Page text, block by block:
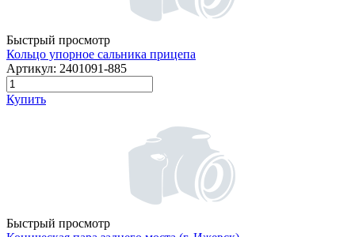
Быстрый просмотр
Кольцо упорное сальника прицепа
Артикул: 2401091-885
Купить
Быстрый просмотр